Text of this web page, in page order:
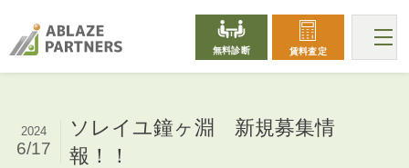
無料診断 賃料査定
ソレイユ鐘ヶ淵 新規募集情
報！！
2024
6/17